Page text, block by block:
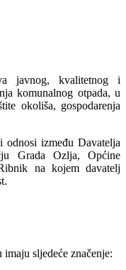
javnog, kvalitetnog i
komunalnog otpada, u
okoliša, gospodarenja
odnosi između Davatelja
Grada Ozlja, Općine
na kojem davatelj
sljedeće značenje: